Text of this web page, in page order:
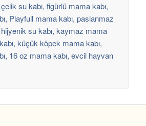
su kabı, figürlü mama kabı,
Playfull mama kabı, paslanmaz
su kabı, kaymaz mama
küçük köpek mama kabı,
16 oz mama kabı, evcil hayvan